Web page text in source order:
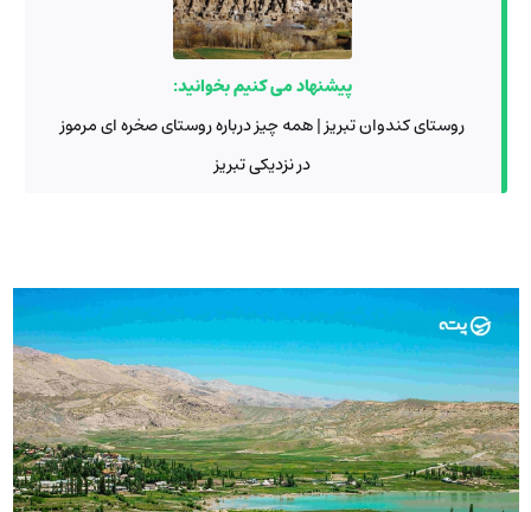
پیشنهاد می کنیم بخوانید:
روستای کندوان تبریز | همه چیز درباره روستای صخره ای مرموز
در نزدیکی تبریز